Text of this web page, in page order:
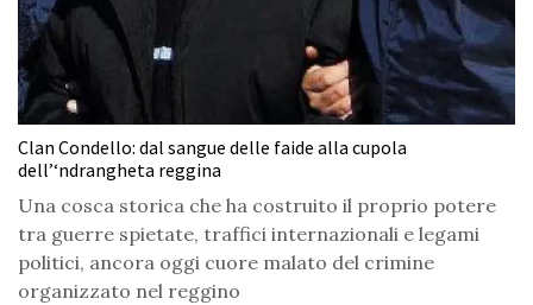
Clan Condello: dal sangue delle faide alla cupola
dell’‘ndrangheta reggina
Una cosca storica che ha costruito il proprio potere
tra guerre spietate, traffici internazionali e legami
politici, ancora oggi cuore malato del crimine
organizzato nel reggino